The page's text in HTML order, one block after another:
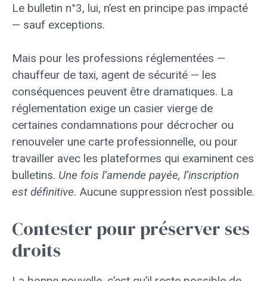
Le bulletin n°3, lui, n’est en principe pas impacté
— sauf exceptions.
Mais pour les professions réglementées —
chauffeur de taxi, agent de sécurité — les
conséquences peuvent être dramatiques. La
réglementation exige un casier vierge de
certaines condamnations pour décrocher ou
renouveler une carte professionnelle, ou pour
travailler avec les plateformes qui examinent ces
bulletins. Une fois l’amende payée, l’inscription
est définitive. Aucune suppression n’est possible.
Contester pour préserver ses
droits